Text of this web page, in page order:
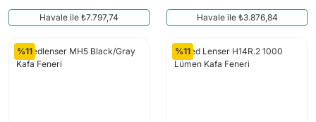
Havale ile ₺7.797,74 Havale ile ₺3.876,84
%11 %11